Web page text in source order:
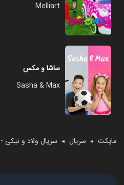
Melliart
ساشا و مکس
Sasha & Max
مایکت ◄ سریال ◄ سریال ولاد و نیکی